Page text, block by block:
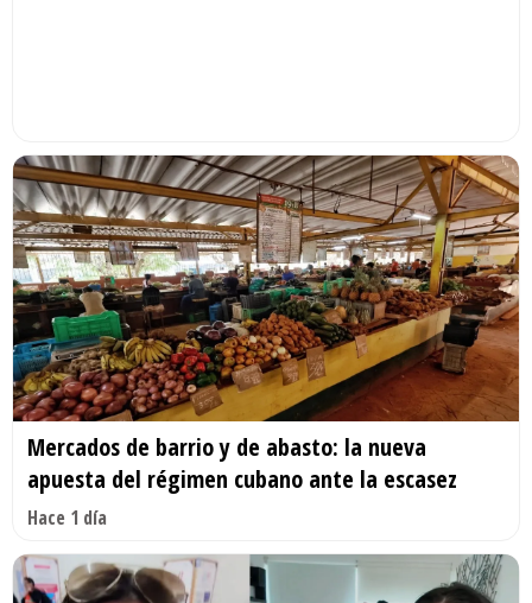
Mercados de barrio y de abasto: la nueva
apuesta del régimen cubano ante la escasez
Hace 1 día